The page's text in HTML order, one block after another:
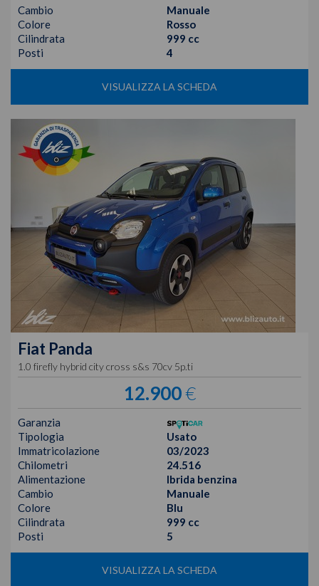
Cambio
Manuale
Colore
Rosso
Cilindrata
999 cc
Posti
4
VISUALIZZA LA SCHEDA
Fiat Panda
1.0 firefly hybrid city cross s&s 70cv 5p.ti
12.900€
Garanzia
Tipologia
Usato
Immatricolazione
03/2023
Chilometri
24.516
Alimentazione
Ibrida benzina
Cambio
Manuale
Colore
Blu
Cilindrata
999 cc
Posti
5
VISUALIZZA LA SCHEDA